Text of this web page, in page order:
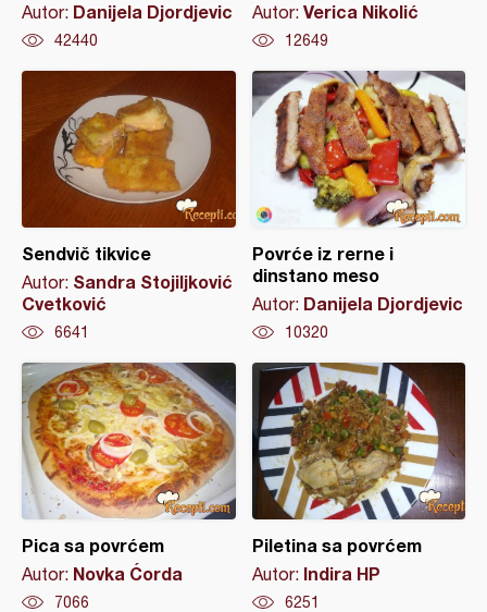
Autor: Danijela Djordjevic
42440
Autor: Verica Nikolić
12649
Sendvič tikvice
Autor: Sandra Stojiljković
Cvetković
6641
Povrće iz rerne i
dinstano meso
Autor: Danijela Djordjevic
10320
Pica sa povrćem
Autor: Novka Ćorda
7066
Piletina sa povrćem
Autor: Indira HP
6251